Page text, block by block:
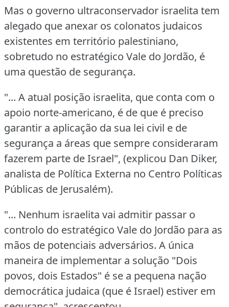
Mas o governo ultraconservador israelita tem
alegado que anexar os colonatos judaicos
existentes em território palestiniano,
sobretudo no estratégico Vale do Jordão, é
uma questão de segurança.
"... A atual posição israelita, que conta com o
apoio norte-americano, é de que é preciso
garantir a aplicação da sua lei civil e de
segurança a áreas que sempre consideraram
fazerem parte de Israel", (explicou Dan Diker,
analista de Política Externa no Centro Políticas
Públicas de Jerusalém).
"... Nenhum israelita vai admitir passar o
controlo do estratégico Vale do Jordão para as
mãos de potenciais adversários. A única
maneira de implementar a solução "Dois
povos, dois Estados" é se a pequena nação
democrática judaica (que é Israel) estiver em